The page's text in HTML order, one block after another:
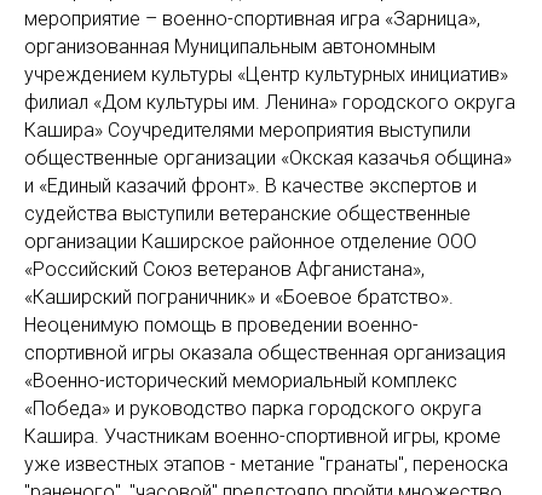
мероприятие – военно-спортивная игра «Зарница»,
организованная Муниципальным автономным
учреждением культуры «Центр культурных инициатив»
филиал «Дом культуры им. Ленина» городского округа
Кашира» Соучредителями мероприятия выступили
общественные организации «Окская казачья община»
и «Единый казачий фронт». В качестве экспертов и
судейства выступили ветеранские общественные
организации Каширское районное отделение ООО
«Российский Союз ветеранов Афганистана»,
«Каширский пограничник» и «Боевое братство».
Неоценимую помощь в проведении военно-
спортивной игры оказала общественная организация
«Военно-исторический мемориальный комплекс
«Победа» и руководство парка городского округа
Кашира. Участникам военно-спортивной игры, кроме
уже известных этапов - метание "гранаты", переноска